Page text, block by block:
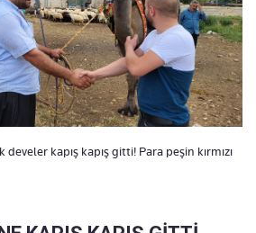
develer kapış kapış gitti! Para peşin kırmızı